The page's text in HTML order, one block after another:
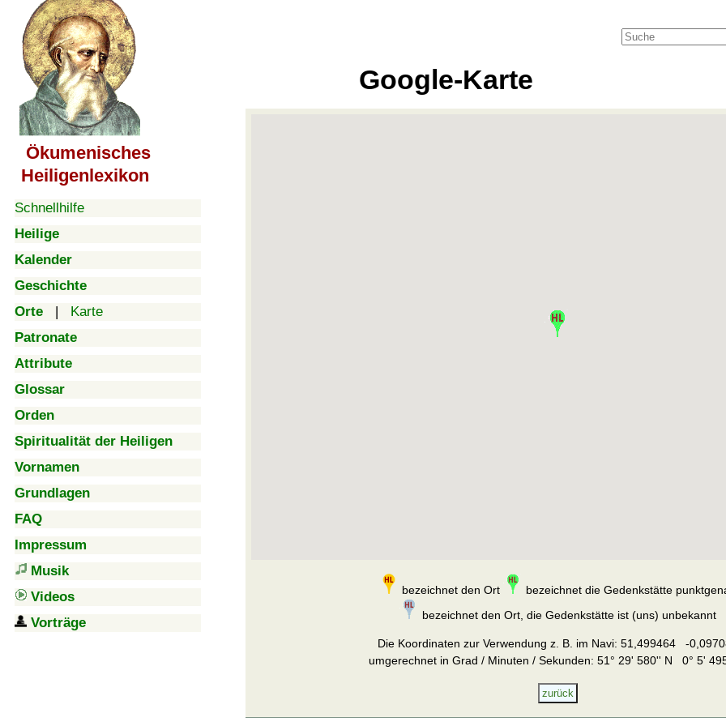
Ökumenisches
Heiligenlexikon
Schnellhilfe
Heilige
Kalender
Geschichte
Orte | Karte
Patronate
Attribute
Glossar
Orden
Spiritualität der Heiligen
Vornamen
Grundlagen
FAQ
Impressum
Musik
Videos
Vorträge
Google-Karte
bezeichnet den Ort
bezeichnet die Gedenkstätte
bezeichnet den Ort, die Gedenkstätte ist (uns) unbekannt
Die Koordinaten zur Verwendung z. B. im Navi: 51,499464 -
umgerechnet in Grad / Minuten / Sekunden: 51° 29' 580'' N 0° 5'